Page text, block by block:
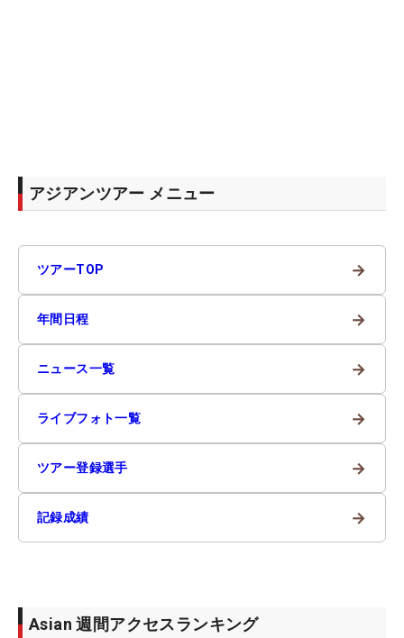
アジアンツアー メニュー
ツアーTOP →
年間日程 →
ニュース一覧 →
ライブフォト一覧 →
ツアー登録選手 →
記録成績 →
Asian 週間アクセスランキング